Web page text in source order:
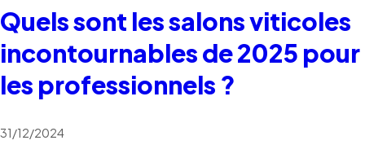
Quels sont les salons viticoles
incontournables de 2025 pour
les professionnels ?
31/12/2024